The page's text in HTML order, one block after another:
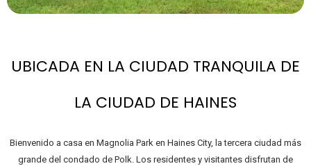
UBICADA EN LA CIUDAD TRANQUILA DE
LA CIUDAD DE HAINES
Bienvenido a casa en Magnolia Park en Haines City, la tercera ciudad más
grande del condado de Polk. Los residentes y visitantes disfrutan de